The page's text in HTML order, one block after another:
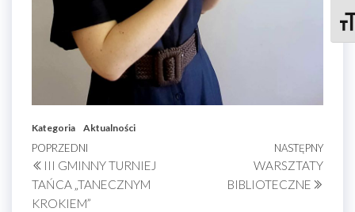
Kategoria Aktualności
Nawigacja
wpisu
Poprzedni
wpis
POPRZEDNI
III GMINNY TURNIEJ
TAŃCA „TANECZNYM
KROKIEM”
NASTĘPNY
WARSZTATY
BIBLIOTECZNE